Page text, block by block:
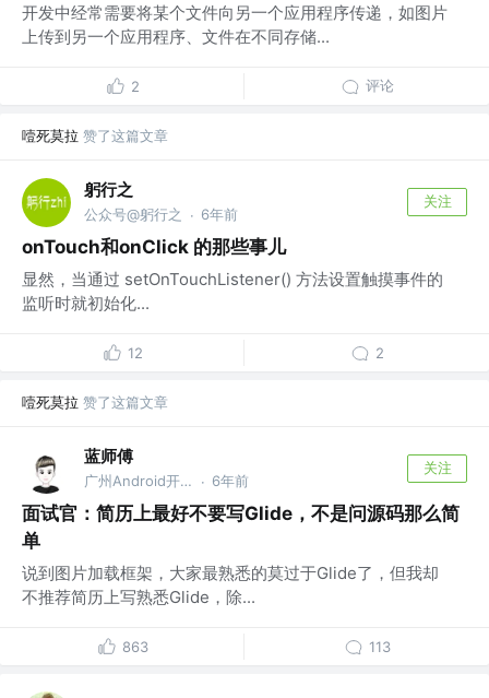
开发中经常需要将某个文件向另一个应用程序传递，如图片
上传到另一个应用程序、文件在不同存储...
2 评论
噎死莫拉 赞了这篇文章
躬行之
公众号@躬行之 · 6年前
关注
onTouch和onClick 的那些事儿
显然，当通过 setOnTouchListener() 方法设置触摸事件的
监听时就初始化...
12 2
噎死莫拉 赞了这篇文章
蓝师傅
广州Android开发 @TT · 6年前
关注
面试官：简历上最好不要写Glide，不是问源码那么简
单
说到图片加载框架，大家最熟悉的莫过于Glide了，但我却
不推荐简历上写熟悉Glide，除...
863 113